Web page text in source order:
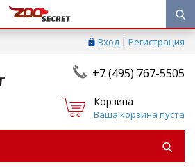
Вход | Регистрация
+7 (495) 767-5505
Корзина
Ваша корзина пуста